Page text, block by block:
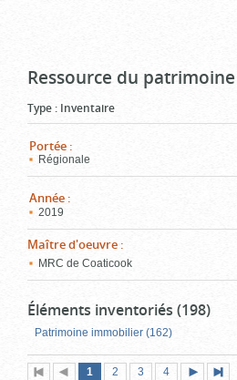
Ressource du
Type : Inventaire
Portée :
Régionale
Année :
2019
Maître d'oeuvre :
MRC de Coaticook
Éléments inventoriés (198)
Patrimoine immobilier (162)
PremièrePage
Page
1 (pagePage
2 Page
3 Page
4